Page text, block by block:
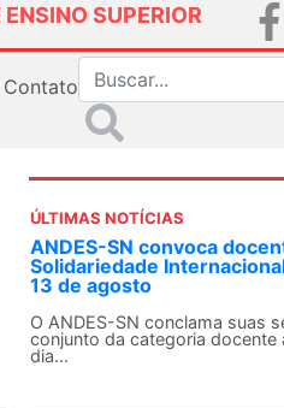
SUPERIOR
Contato
ÚLTIMAS NOTÍCIAS
ANDES-SN convoca
Solidariedade
13 de agosto
O ANDES-SN conclama suas
conjunto da categoria docente
dia...